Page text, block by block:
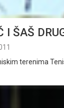
I ŠAŠ
terenima